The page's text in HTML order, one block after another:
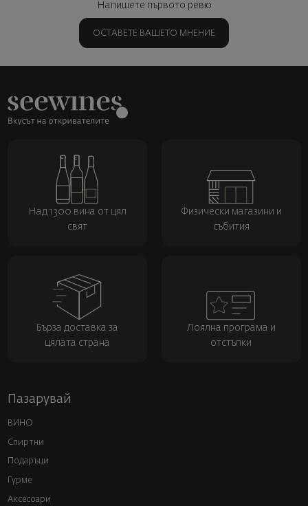
Напишете първото ревю
ОСТАВЕТЕ ВАШЕТО МНЕНИЕ
Над 1300 вина от цял
свят
Физически магазини и
събития
Бърза доставка за
цялата страна
Лоялна програма и
отстъпки
Пазарувай
ВИНО
Спиртни
Подаръци
Гурме
Аксесоари